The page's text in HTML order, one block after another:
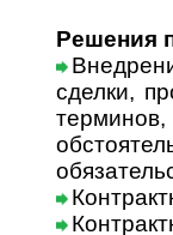
Решения
сделки,
терминов,